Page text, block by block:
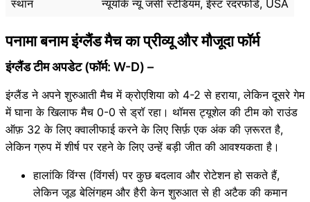
स्थान
न्यूयॉर्क न्यू जर्सी स्टेडियम, ईस्ट रदरफोर्ड, USA
पनामा बनाम इंग्लैंड मैच का प्रीव्यू और मौजूदा फॉर्म
इंग्लैंड टीम अपडेट (फॉर्म: W-D) –
इंग्लैंड ने अपने शुरुआती मैच में क्रोएशिया को 4-2 से हराया, लेकिन दूसरे गेम
में घाना के खिलाफ मैच 0-0 से ड्रॉ रहा। थॉमस ट्यूशेल की टीम को राउंड
ऑफ़ 32 के लिए क्वालीफाई करने के लिए सिर्फ़ एक अंक की ज़रूरत है,
लेकिन ग्रुप में शीर्ष पर रहने के लिए उन्हें बड़ी जीत की आवश्यकता है।
हालांकि विंग्स (विंगर्स) पर कुछ बदलाव और रोटेशन हो सकते हैं,
लेकिन जूड बेलिंगहम और हैरी केन शुरुआत से ही अटैक की कमान